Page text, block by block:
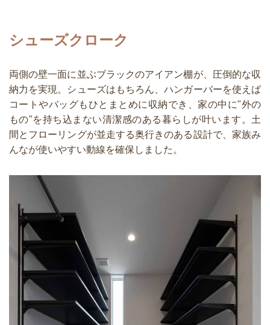
シューズクローク
両側の壁一面に並ぶブラックのアイアン棚が、圧倒的な収
納力を実現。シューズはもちろん、ハンガーバーを使えば
コートやバッグもひとまとめに収納でき、家の中に"外の
もの"を持ち込まない清潔感のある暮らしが叶います。土
間とフローリングが並走する奥行きのある設計で、家族み
んなが使いやすい動線を確保しました。